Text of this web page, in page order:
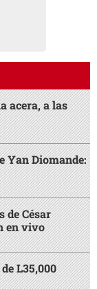
acera, a las
Yan Diomande:
de César
en vivo
L35,000